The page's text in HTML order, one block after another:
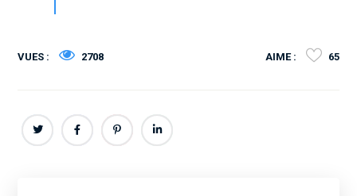
VUES : 2708 AIME : 65